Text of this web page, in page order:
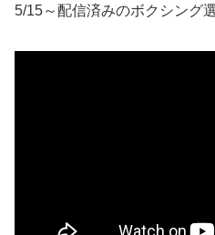
5/15～配信済みのボクシング